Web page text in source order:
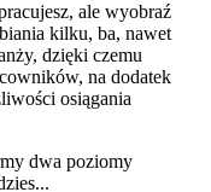
ale wyobraź
kilku, ba, nawet
dzięki czemu
na dodatek
osiągania
dwa poziomy